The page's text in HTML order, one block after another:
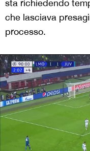
sta richiedendo
che lasciava
processo.